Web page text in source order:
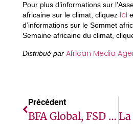
Pour plus d’informations sur
africaine sur le climat, cliquez ici
d’informations sur le Sommet
Semaine africaine du climat,
Distribué par African Media
Précédent
BFA Global, FSD Africa Et L’UICN Lancent Africa Blue Wave : Une Initiative À Hauteur D’un Million De Dollars Pour La Conservation Des Océans